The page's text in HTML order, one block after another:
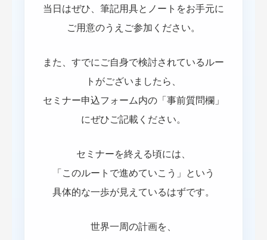
当日はぜひ、筆記用具とノートをお手元に
ご用意のうえご参加ください。
また、すでにご自身で検討されているルー
トがございましたら、
セミナー申込フォーム内の「事前質問欄」
にぜひご記載ください。
セミナーを終える頃には、
「このルートで進めていこう」という
具体的な一歩が見えているはずです。
世界一周の計画を、